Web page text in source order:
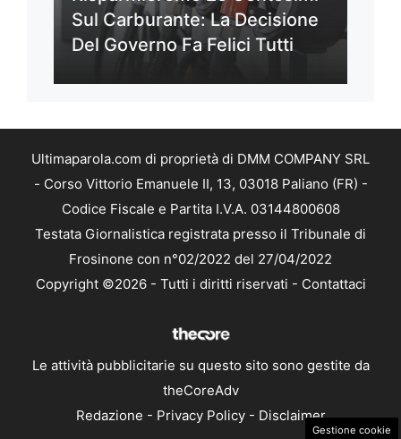
Sul Carburante: La Decisione
Del Governo Fa Felici Tutti
Ultimaparola.com di proprietà di DMM COMPANY SRL
- Corso Vittorio Emanuele II, 13, 03018 Paliano (FR) -
Codice Fiscale e Partita I.V.A. 03144800608
Testata Giornalistica registrata presso il Tribunale di
Frosinone con n°02/2022 del 27/04/2022
Copyright ©2026 - Tutti i diritti riservati - Contattaci
Le attività pubblicitarie su questo sito sono gestite da
theCoreAdv
Redazione - Privacy Policy- Disclaimer
Gestione cookie